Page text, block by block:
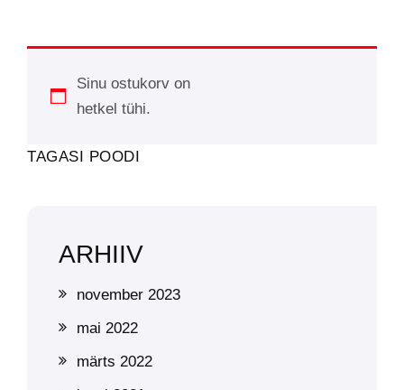
Sinu ostukorv on
hetkel tühi.
TAGASI POODI
ARHIIV
november 2023
mai 2022
märts 2022